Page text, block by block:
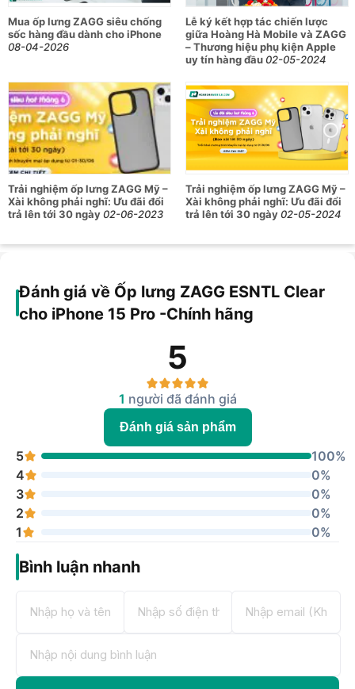
sự gọn gàng và dễ dàng cầm nắm, linh hoạt lắp và tháo rời
ốp lưng một cách nhanh chóng. Ngoài ra, ốp lưng bảo vệ
ZAGG ESNTL Clear còn hạn chế bám bẩn, dễ lau chùi giữ cho
iPhone 15 Series của bạn luôn sạch thoáng, dễ dàng vệ sinh.
Tương thích sạc không dây và MagSafe
Ốp lưng ZAGG ESNTL Clear tương thích với hầu hết các thiết
bị sạc không dây và sạc MagSafe, giúp bạn thuận tiện sạc
không dây không cần tháo ốp. Tránh trường hợp quên mang
ốp điện thoại.
Mua ốp lưng ZAGG siêu chống
sốc hàng đầu dành cho iPhone
08-04-2026
Lễ ký kết hợp tác chiến lược
giữa Hoàng Hà Mobile và ZAGG
– Thương hiệu phụ kiện Apple
uy tín hàng đầu02-05-2024
Trải nghiệm ốp lưng ZAGG Mỹ –
Xài không phải nghĩ: Ưu đãi đổi
trả lên tới 30 ngày02-06-2023
Trải nghiệm ốp lưng ZAGG Mỹ –
Xài không phải nghĩ: Ưu đãi đổi
trả lên tới 30 ngày02-05-2024
Đánh giá về Ốp lưng ZAGG ESNTL Clear
cho iPhone 15 Pro -Chính hãng
5
1 người đã đánh giá
Đánh giá sản phẩm
5
100%
4
0%
3
0%
2
0%
1
0%
Bình luận nhanh